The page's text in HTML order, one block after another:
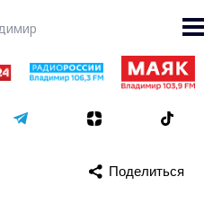
Поделиться